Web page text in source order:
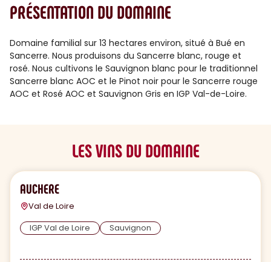
PRÉSENTATION DU DOMAINE
Domaine familial sur 13 hectares environ, situé à Bué en
Sancerre. Nous produisons du Sancerre blanc, rouge et
rosé. Nous cultivons le Sauvignon blanc pour le traditionnel
Sancerre blanc AOC et le Pinot noir pour le Sancerre rouge
AOC et Rosé AOC et Sauvignon Gris en IGP Val-de-Loire.
LES VINS DU DOMAINE
AUCHERE
Val de Loire
IGP Val de Loire
Sauvignon